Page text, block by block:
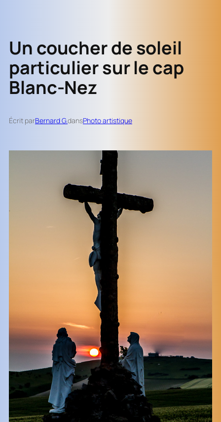
Un coucher de soleil
particulier sur le cap
Blanc-Nez
Écrit parBernard G.dansPhoto artistique